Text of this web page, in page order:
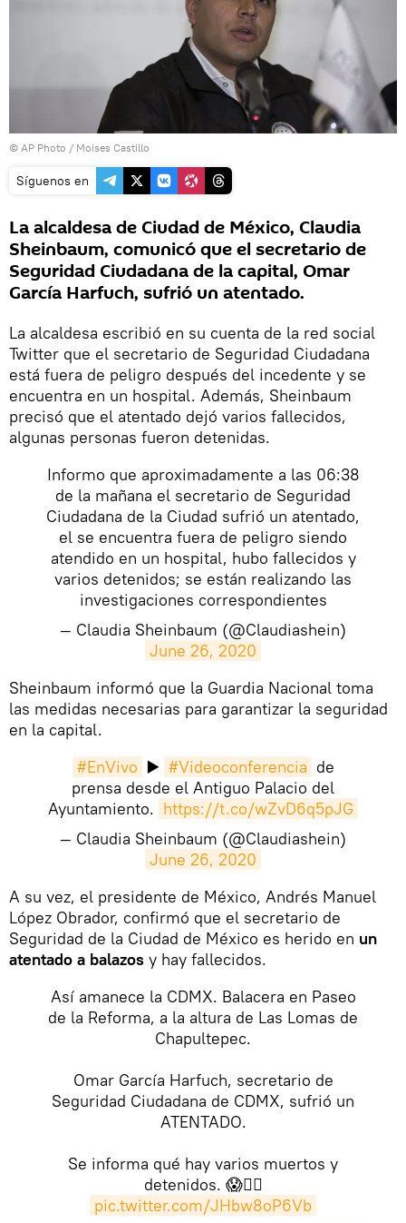
© AP Photo / Moises Castillo
Síguenos en
La alcaldesa de Ciudad de México, Claudia
Sheinbaum, comunicó que el secretario de
Seguridad Ciudadana de la capital, Omar
García Harfuch, sufrió un atentado.
​La alcaldesa escribió en su cuenta de la red social
Twitter que el secretario de Seguridad Ciudadana
está fuera de peligro después del incedente y se
encuentra en un hospital. Además, Sheinbaum
precisó que el atentado dejó varios fallecidos,
algunas personas fueron detenidas.
Informo que aproximadamente a las 06:38
de la mañana el secretario de Seguridad
Ciudadana de la Ciudad sufrió un atentado,
el se encuentra fuera de peligro siendo
atendido en un hospital, hubo fallecidos y
varios detenidos; se están realizando las
investigaciones correspondientes
— Claudia Sheinbaum (@Claudiashein)
June 26, 2020
Sheinbaum informó que la Guardia Nacional toma
las medidas necesarias para garantizar la seguridad
en la capital.​
#EnVivo ▶️ #Videoconferencia de
prensa desde el Antiguo Palacio del
Ayuntamiento. https://t.co/wZvD6q5pJG
— Claudia Sheinbaum (@Claudiashein)
June 26, 2020
​A su vez, el presidente de México, Andrés Manuel
López Obrador, confirmó que el secretario de
Seguridad de la Ciudad de México es herido en un
atentado a balazos y hay fallecidos.
Así amanece la CDMX. Balacera en Paseo
de la Reforma, a la altura de Las Lomas de
Chapultepec.
Omar García Harfuch, secretario de
Seguridad Ciudadana de CDMX, sufrió un
ATENTADO.
Se informa qué hay varios muertos y
detenidos. 😱👇🏻
pic.twitter.com/JHbw8oP6Vb